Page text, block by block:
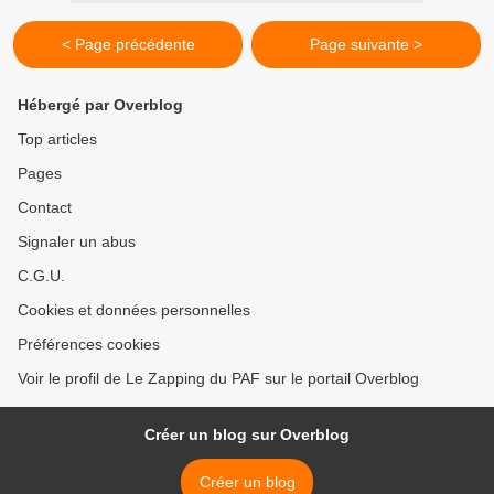
< Page précédente Page suivante >
Hébergé par Overblog
Top articles
Pages
Contact
Signaler un abus
C.G.U.
Cookies et données personnelles
Préférences cookies
Voir le profil de Le Zapping du PAF sur le portail Overblog
Créer un blog sur Overblog
Créer un blog